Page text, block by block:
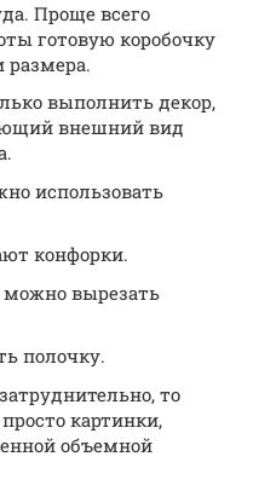
Проще всего
готовую коробочку
выполнить декор,
внешний вид
использовать
конфорки.
можно вырезать
полочку.
то
картинки,
объемной